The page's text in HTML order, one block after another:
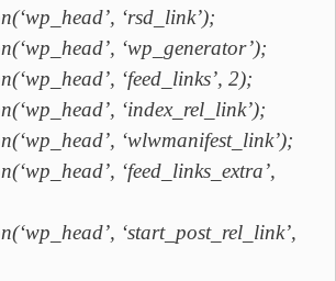
‘rsd_link’);
‘wp_generator’);
‘feed_links’, 2);
‘index_rel_link’);
‘wlwmanifest_link’);
‘feed_links_extra’,
‘start_post_rel_link’,